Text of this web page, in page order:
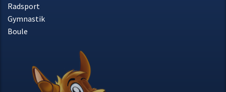
Tennis
Radsport
Gymnastik